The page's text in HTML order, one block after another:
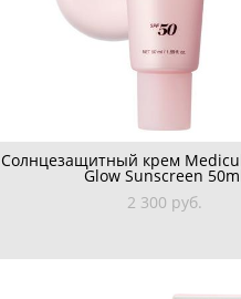
Солнцезащитный крем
Glow Sunscreen
2 300 pуб.